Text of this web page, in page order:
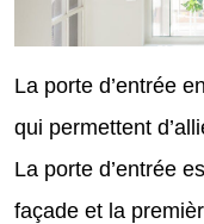
La porte d’entrée
qui permettent
La porte d’entrée
façade et la